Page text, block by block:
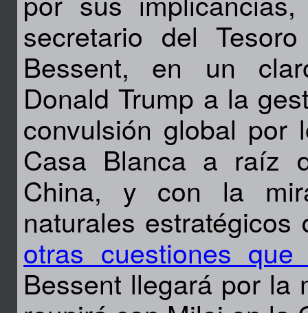
secretario del
Bessent, en un
Donald Trump a la
convulsión global por
Casa Blanca a raíz
China, y con la
naturales
otras cuestiones
Bessent llegará por la